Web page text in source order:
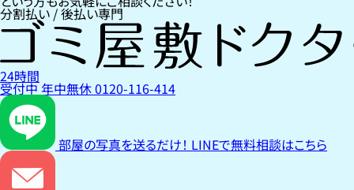
分割払い / 後払い専門
24時間
受付中年中無休0120-116-414
部屋の写真を送るだけ！ LINEで無料相談はこちら